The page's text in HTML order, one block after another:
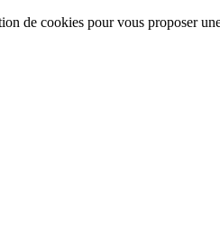
de cookies pour vous proposer